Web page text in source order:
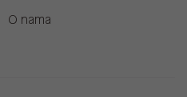
O nama